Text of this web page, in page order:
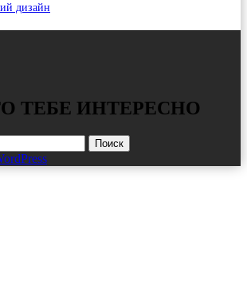
дизайн
ТЕБЕ ИНТЕРЕСНО